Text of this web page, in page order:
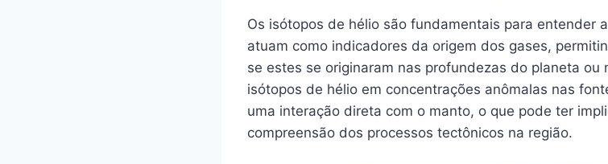
Os isótopos de hélio são fundamentais para entender
atuam como indicadores da origem dos gases,
se estes se originaram nas profundezas do planeta ou
isótopos de hélio em concentrações anômalas nas
uma interação direta com o manto, o que pode ter
compreensão dos processos tectônicos na região.